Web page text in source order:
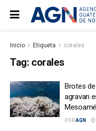
Inicio Etiqueta corales
Tag: corales
Brotes
agravan
PORAGN